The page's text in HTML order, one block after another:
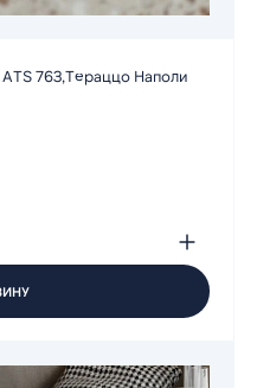
763,Тераццо Наполи